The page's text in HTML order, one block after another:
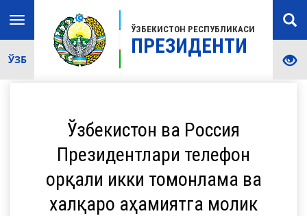
ЎЗБЕКИСТОН РЕСПУБЛИКАСИ
ПРЕЗИДЕНТИ
Toggle
navigation
ЎЗБ
Ўзбекистон ва Россия
Президентлари телефон
орқали икки томонлама ва
халқаро аҳамиятга молик